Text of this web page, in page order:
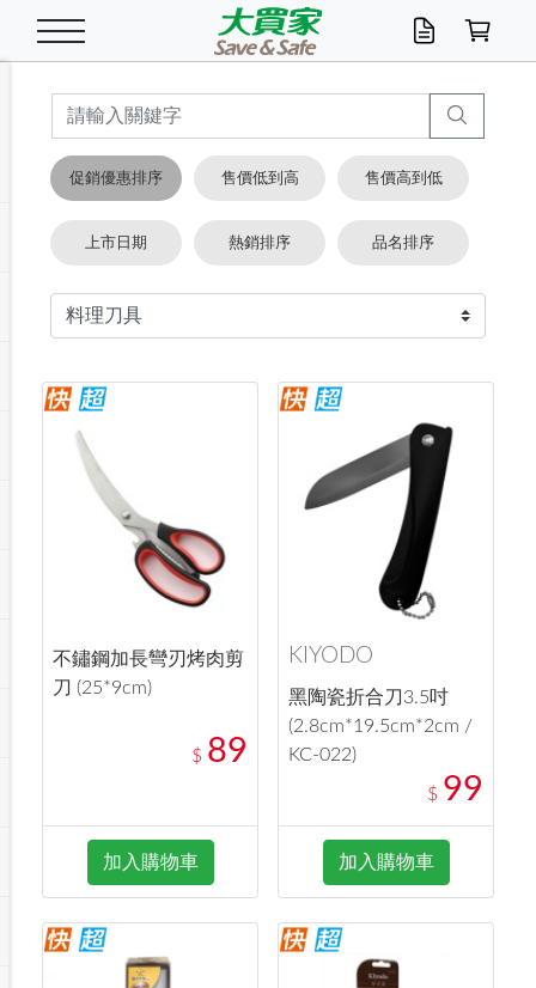
米/五穀/濃湯 米/糙米
五穀/南北貨
湯類/湯塊
油/調味料
食用油
醬油.油膏.蠔油
泡麵 / 麵條
包麵
碗麵/義大利麵
麵條/快煮麵/米粉
魚罐
醬菜/玉米罐
點心罐
休閒零嘴 初一十五拜拜懶
零嘴
堅果/海苔
美味餅乾
餅乾
糕餅/點心
糖果/巧克力
糖果/蜜餞/果凍
巧克力
茶飲料
果汁咖啡
碳酸/礦泉水
機能飲料
箱購飲料
養生保健/常備品 雞精/飲品
機能保健
▶保健品牌推薦
奶粉/穀麥片
奶粉
麥片/玉米片
沖調穀粉/隨手包
特色茶品
綠茶
紅茶
奶茶/花草茶
黑糖桂圓/蜂蜜醋
即溶咖啡
咖啡豆/粉/濾掛
可可/糖/奶精
沐浴乳香皂 沐浴乳
香皂/洗手乳
美髮造型
洗髮/護髮
造型髮品
口腔清潔
牙 刷
牙膏/漱口水
潔顏產品
卸妝/粉刺調理
開架/身體保養
臉部保養
面/眼膜
鍋具/飲水/廚房 鍋具/餐具
保鮮/微波
掃除用具/照明/五金
掃除/清潔用具
洗衣/曬衣用具
電池/延長線
修繕/五金/祭祀
傢飾/收納/衛浴
寢具/家具
收納用品
衛浴/毛巾
寵物食品
寵物清潔/百貨
衛生紙/濕巾 抽取衛生紙/濕巾
廚房紙巾/平版/
箱購免運區
衣物清潔
洗衣精
洗衣粉/皂
漂白水/柔軟精
居家清潔
廚房/餐具清潔
浴廁/水管清潔
居家清潔/除濕芳
衛生棉
成人/嬰兒紙尿褲
箱購免運區
嬰兒尿布
成人紙尿褲
廚房家電 料理鍋具
烤箱/微波/電磁爐
快煮壺/烘碗機
季節家電
除濕/清淨機
風扇/防蚊家電
生活家電
除塵家電
美容家電
電腦周邊
數位週邊
手機/平板周邊
文具/辦公用品 文具用品
辦公文具/收納
玩具/擺設小物
汽機車百貨
機車/腳踏車百貨
汽車百貨
休閒/運動
戶外/休閒用品
健身/按摩/瑜珈
測量/護具/其他
服飾內著
配件
男/女/機能包
冷凍免運 生鮮食品
調理食品
箱購免運
食品免運
清潔用品免運
居家/汽百用品
主題專區
季節活動
店長推薦
這夏不怕熱
促銷優惠排序 售價低到高 售價高到低
上市日期 熱銷排序 品名排序
不鏽鋼加長彎刃烤肉剪
刀 (25*9cm)
$ 89
加入購物車
KIYODO
黑陶瓷折合刀3.5吋
(2.8cm*19.5cm*2cm /
KC-022)
$ 99
加入購物車